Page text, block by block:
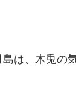
は、木兎の